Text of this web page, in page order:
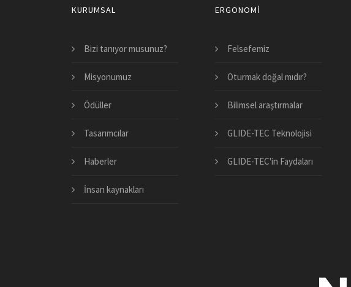
KURUMSAL
Bizi tanıyor musunuz?
Misyonumuz
Ödüller
Tasarımcılar
Haberler
İnsan kaynakları
ERGONOMI
Felsefemiz
Oturmak doğal mıdır?
Bilimsel araştırmalar
GLIDE-TEC Teknolojisi
GLIDE-TEC'in Faydaları